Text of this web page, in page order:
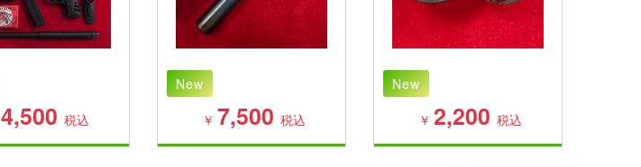
4,500 税込
New
￥ 7,500 税込
New
￥ 2,200 税込